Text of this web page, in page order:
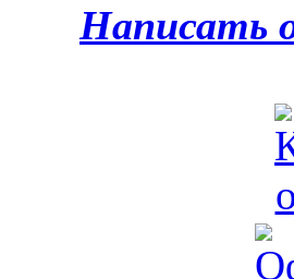
Написать